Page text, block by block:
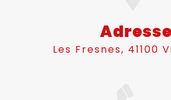
Adresse
Les Fresnes, 41100